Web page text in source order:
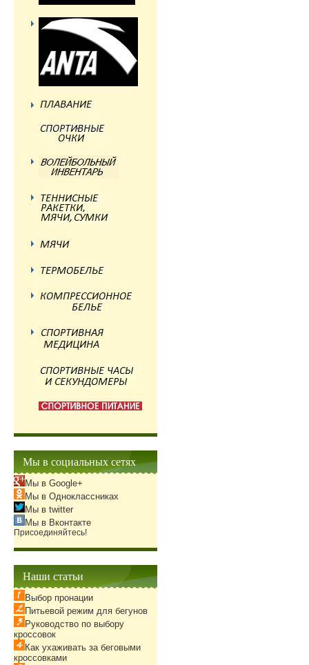
Мы в социальных сетях
Мы в Google+
Мы в Одноклассниках
Мы в twitter
Мы в Вконтакте
Присоединяйтесь!
Наши статьи
Выбор пронации
Питьевой режим для бегунов
Руководство по выбору
кроссовок
Как ухаживать за беговыми
кроссовками